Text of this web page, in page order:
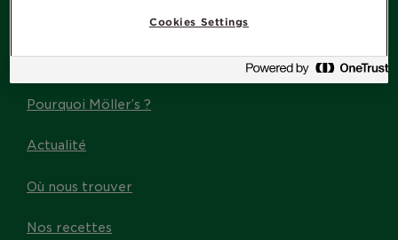
Pourquoi Möller’s ?
Actualité
Où nous trouver
Nos recettes
Cookies Settings